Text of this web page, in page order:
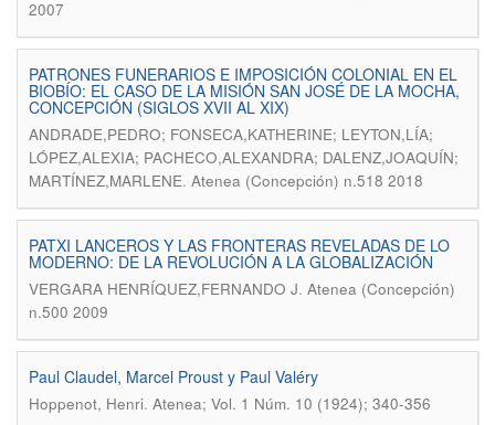
2007
PATRONES FUNERARIOS E IMPOSICIÓN COLONIAL EN EL
BIOBÍO: EL CASO DE LA MISIÓN SAN JOSÉ DE LA MOCHA,
CONCEPCIÓN (SIGLOS XVII AL XIX)
ANDRADE,PEDRO; FONSECA,KATHERINE; LEYTON,LÍA;
LÓPEZ,ALEXIA; PACHECO,ALEXANDRA; DALENZ,JOAQUÍN;
MARTÍNEZ,MARLENE. Atenea (Concepción) n.518 2018
PATXI LANCEROS Y LAS FRONTERAS REVELADAS DE LO
MODERNO: DE LA REVOLUCIÓN A LA GLOBALIZACIÓN
VERGARA HENRÍQUEZ,FERNANDO J. Atenea (Concepción)
n.500 2009
Paul Claudel, Marcel Proust y Paul Valéry
Hoppenot, Henri. Atenea; Vol. 1 Núm. 10 (1924); 340-356